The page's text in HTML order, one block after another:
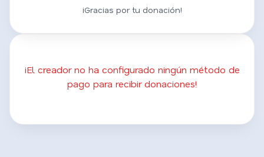
¡Gracias por tu donación!
¡El creador no ha configurado ningún método de
pago para recibir donaciones!